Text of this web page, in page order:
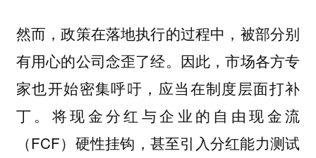
然而，政策在落地执行的过程中，被部分别
有用心的公司念歪了经。因此，市场各方专
家也开始密集呼吁，应当在制度层面打补
丁。将现金分红与企业的自由现金流
（FCF）硬性挂钩，甚至引入分红能力测试